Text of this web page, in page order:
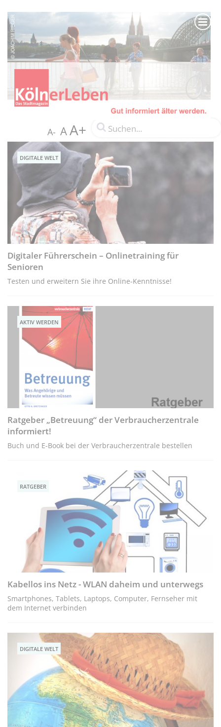
A- AA+
DIGITALE WELT
Digitaler Führerschein – Onlinetraining für
Senioren
Testen und erweitern Sie ihre Online-Kenntnisse!
AKTIV WERDEN
Ratgeber „Betreuung“ der Verbraucherzentrale
informiert!
Buch und E-Book bei der Verbraucherzentrale bestellen
RATGEBER
Kabellos ins Netz - WLAN daheim und unterwegs
Smartphones, Tablets, Laptops, Computer, Fernseher mit
dem Internet verbinden
DIGITALE WELT